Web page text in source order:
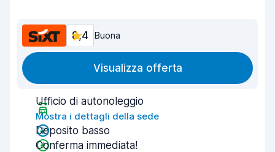
8,4 Buona
Visualizza offerta
Ufficio di autonoleggio
Mostra i dettagli della sede
Deposito basso
Conferma immediata!